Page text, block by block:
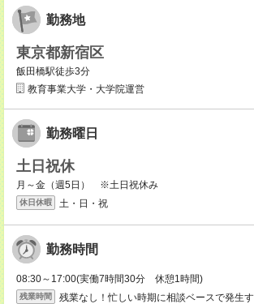
勤務地
東京都新宿区
飯田橋駅徒歩3分
教育事業大学・大学院運営
勤務曜日
土日祝休
月～金（週5日） ※土日祝休み
休日休暇 土・日・祝
勤務時間
08:30～17:00(実働7時間30分 休憩1時間)
残業時間 残業なし！忙しい時期に相談ベースで発生